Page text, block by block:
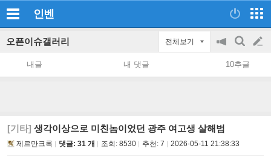
인벤
오픈이슈갤러리 전체보기
공
지
on/off
검
색
글
쓰
내글 내 댓글 10추글
[기타] 생각이상으로 미친놈이었던 광주 여고생 살해범
제르만크록 댓글: 31 개 조회: 8530 추천: 7 2026-05-11 21:38:33